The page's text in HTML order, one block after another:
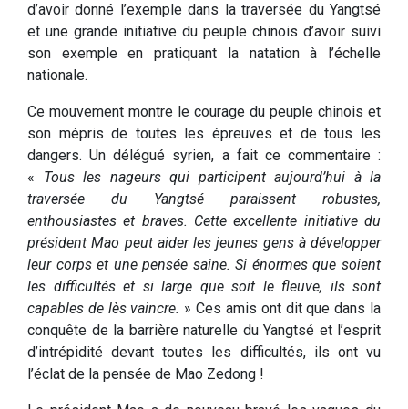
d’avoir donné l’exemple dans la traversée du Yangtsé
et une grande initiative du peuple chinois d’avoir suivi
son exemple en pratiquant la natation à l’échelle
nationale.
Ce mouvement montre le courage du peuple chinois et
son mépris de toutes les épreuves et de tous les
dangers. Un délégué syrien, a fait ce commentaire :
« Tous les nageurs qui participent aujourd’hui à la
traversée du Yangtsé paraissent robustes,
enthousiastes et braves. Cette excellente initiative du
président Mao peut aider les jeunes gens à développer
leur corps et une pensée saine. Si énormes que soient
les difficultés et si large que soit le fleuve, ils sont
capables de lès vaincre. » Ces amis ont dit que dans la
conquête de la barrière naturelle du Yangtsé et l’esprit
d’intrépidité devant toutes les difficultés, ils ont vu
l’éclat de la pensée de Mao Zedong !